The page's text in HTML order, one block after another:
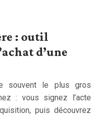
: outil
d’une
souvent le plus gros
: vous signez l’acte
puis découvrez